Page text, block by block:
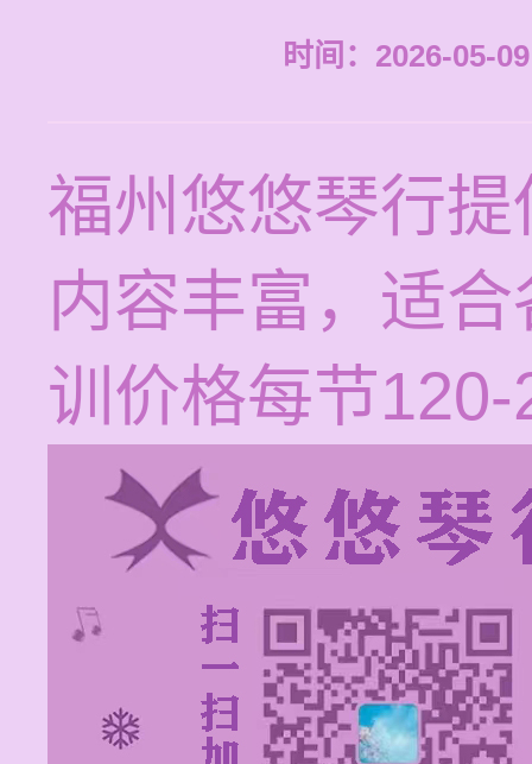
时间：2026-05-
福州悠悠琴行
内容丰富，适
训价格每节